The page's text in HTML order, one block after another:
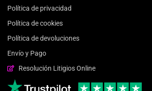
Política de privacidad
Política de cookies
Política de devoluciones
Envío y Pago
Resolución Litigios Online